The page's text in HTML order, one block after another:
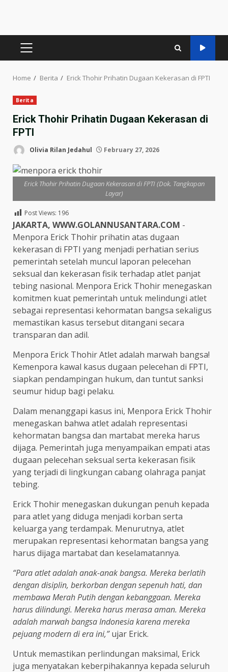
PRIMARY
Home Berita Erick Thohir Prihatin Dugaan Kekerasan di FPTI
Berita
Erick Thohir Prihatin Dugaan Kekerasan di
FPTI
Olivia Rilan Jedahul February 27, 2026
Erick Thohir Prihatin Dugaan Kekerasan di FPTI (Dok. Tangkapan
Layar)
Post Views: 196
JAKARTA, WWW.GOLANNUSANTARA.COM -
Menpora Erick Thohir prihatin atas dugaan
kekerasan di FPTI yang menjadi perhatian serius
pemerintah setelah muncul laporan pelecehan
seksual dan kekerasan fisik terhadap atlet panjat
tebing nasional. Menpora Erick Thohir menegaskan
komitmen kuat pemerintah untuk melindungi atlet
sebagai representasi kehormatan bangsa sekaligus
memastikan kasus tersebut ditangani secara
transparan dan adil.
Menpora Erick Thohir Atlet adalah marwah bangsa!
Kemenpora kawal kasus dugaan pelecehan di FPTI,
siapkan pendampingan hukum, dan tuntut sanksi
seumur hidup bagi pelaku.
Dalam menanggapi kasus ini, Menpora Erick Thohir
menegaskan bahwa atlet adalah representasi
kehormatan bangsa dan martabat mereka harus
dijaga. Pemerintah juga menyampaikan empati atas
dugaan pelecehan seksual serta kekerasan fisik
yang terjadi di lingkungan cabang olahraga panjat
tebing.
Erick Thohir menegaskan dukungan penuh kepada
para atlet yang diduga menjadi korban serta
keluarga yang terdampak. Menurutnya, atlet
merupakan representasi kehormatan bangsa yang
harus dijaga martabat dan keselamatannya.
“Para atlet adalah anak-anak bangsa. Mereka berlatih
dengan disiplin, berkorban dengan sepenuh hati, dan
membawa Merah Putih dengan kebanggaan. Mereka
harus dilindungi. Mereka harus merasa aman. Mereka
adalah marwah bangsa Indonesia karena mereka
pejuang modern di era ini,”ujar Erick.
Untuk memastikan perlindungan maksimal, Erick
juga menyatakan keberpihakannya kepada seluruh